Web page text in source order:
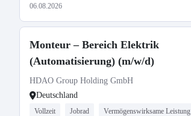
06.08.2026
Monteur – Bereich Elektrik
(Automatisierung) (m/w/d)
HDAO Group Holding GmbH
Deutschland
Vollzeit Jobrad Vermögenswirksame Leistung